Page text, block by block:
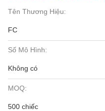
Tên Thương Hiệu:
FC
Số Mô Hình:
Không có
MOQ:
500 chiếc